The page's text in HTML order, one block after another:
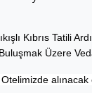
Kıbrıs Tatili
Üzere
Otelimizde